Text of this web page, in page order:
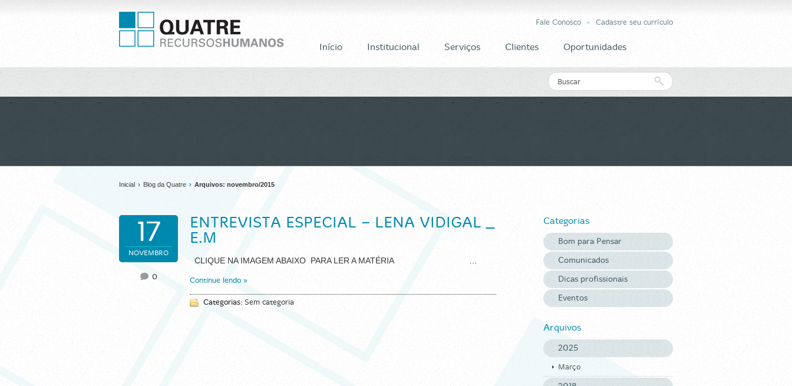
Fale Conosco Cadastre seu currículo
Início Institucional Serviços Clientes Oportunidades
Inicial › Blog da Quatre › Arquivos: novembro/2015
17
NOVEMBRO
0
ENTREVISTA ESPECIAL – LENA VIDIGAL _
E.M
CLIQUE NA IMAGEM ABAIXO PARA LER A MATÉRIA …
Continue lendo »
Categorias: Sem categoria
Categorias
Bom para Pensar
Comunicados
Dicas profissionais
Eventos
Arquivos
2025
Março